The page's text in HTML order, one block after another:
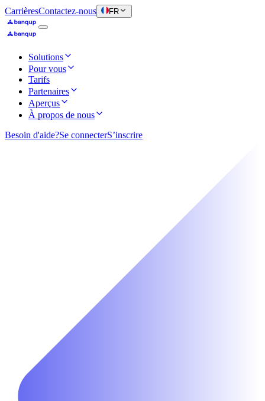
CarrièresContactez-nous FR
Solutions
Pour vous
Tarifs
Partenaires
Aperçus
À propos de nous
Besoin d'aide?Se connecterS’inscrire